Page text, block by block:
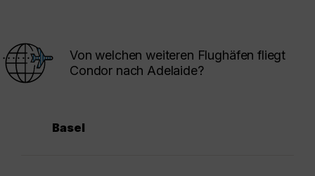
Von welchen weiteren Flughäfen fliegt
Condor nach Adelaide?
Basel